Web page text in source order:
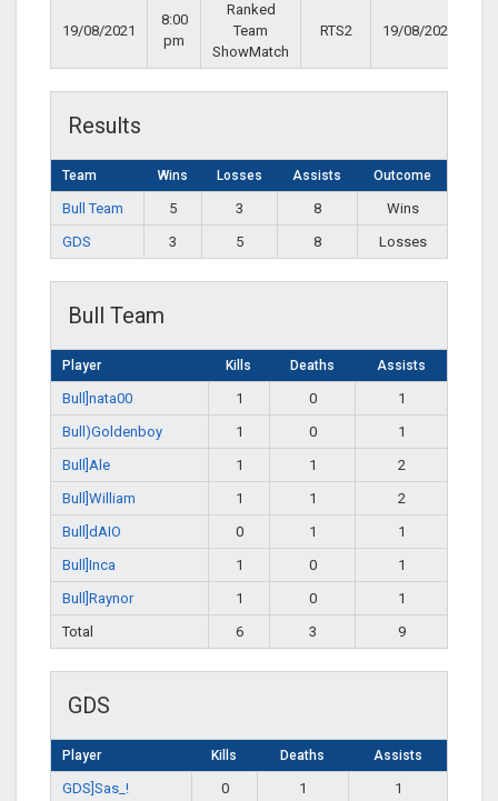
19/08/2021
8:00
pm
Ranked
Team
ShowMatch
RTS2 19/08/2021
Results
Team Wins Losses Assists Outcome
Bull Team 5 3 8
Wins
GDS
3 5 8 Losses
Bull Team
Player Kills Deaths Assists
Bull]nata00 1 0
1
Bull)Goldenboy
1 0
1
Bull]Ale
1 1
2
Bull]William
1 1
2
Bull]dAIO
0 1
1
Bull]Inca
1 0
1
Bull]Raynor
1 0
1
Total
6 3 9
GDS
Player Kills Deaths Assists
GDS]Sas_! 0 1 1